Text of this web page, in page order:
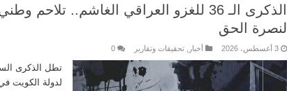
الذكرى الـ 36 للغزو العراقي الغاشم..
لنصرة الحق
3 أغسطس، 2026 أخبار تحقيقات وتقارير 0
تطل الذكرى